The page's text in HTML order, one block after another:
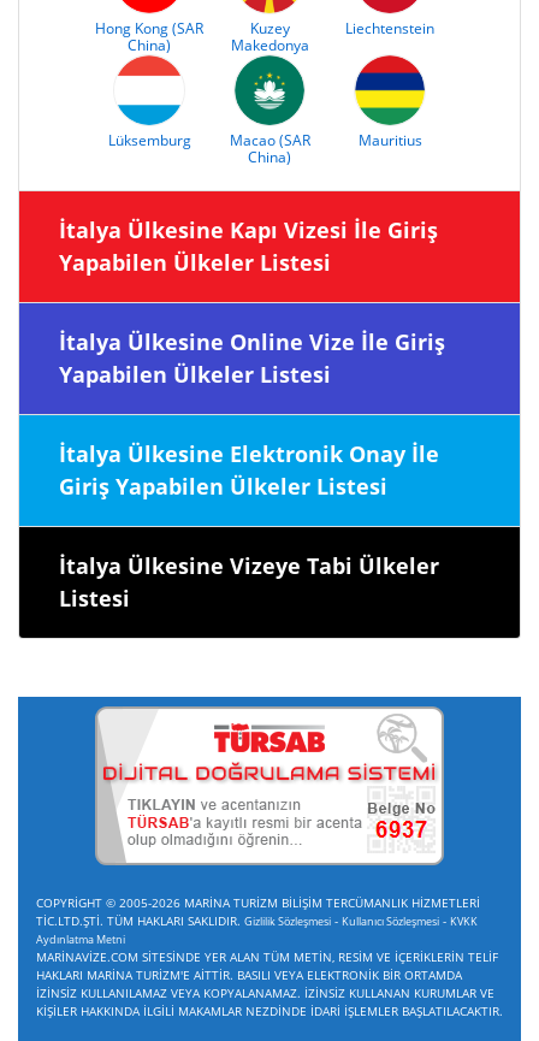
Hong Kong (SAR
China)
Kuzey
Makedonya
Liechtenstein
Lüksemburg
Macao (SAR
China)
Mauritius
İtalya Ülkesine Kapı Vizesi İle Giriş
Yapabilen Ülkeler Listesi
İtalya Ülkesine Online Vize İle Giriş
Yapabilen Ülkeler Listesi
İtalya Ülkesine Elektronik Onay İle
Giriş Yapabilen Ülkeler Listesi
İtalya Ülkesine Vizeye Tabi Ülkeler
Listesi
COPYRİGHT © 2005-2026 MARİNA TURİZM BİLİŞİM TERCÜMANLIK HİZMETLERİ
TİC.LTD.ŞTİ. TÜM HAKLARI SAKLIDIR. Gizlilik Sözleşmesi - Kullanıcı Sözleşmesi - KVKK
Aydınlatma Metni
MARİNAVİZE.COM SİTESİNDE YER ALAN TÜM METİN, RESİM VE İÇERİKLERİN TELİF
HAKLARI MARİNA TURİZM'E AİTTİR. BASILI VEYA ELEKTRONİK BİR ORTAMDA
İZİNSİZ KULLANILAMAZ VEYA KOPYALANAMAZ. İZİNSİZ KULLANAN KURUMLAR VE
KİŞİLER HAKKINDA İLGİLİ MAKAMLAR NEZDİNDE İDARİ İŞLEMLER BAŞLATILACAKTIR.